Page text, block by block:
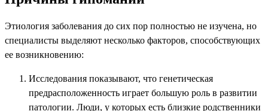
Этиология заболевания до сих пор полностью не изучена, но
специалисты выделяют несколько факторов, способствующих
ее возникновению:
Исследования показывают, что генетическая
предрасположенность играет большую роль в развитии
патологии. Люди, у которых есть близкие родственники